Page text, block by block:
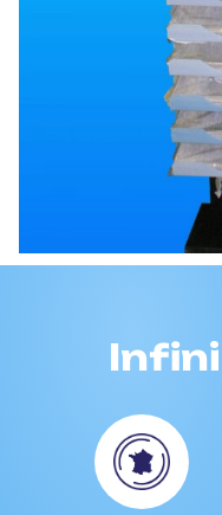
Infini